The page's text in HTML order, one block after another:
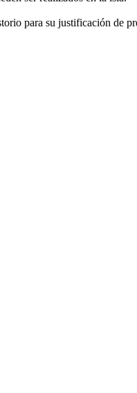
para su justificación de